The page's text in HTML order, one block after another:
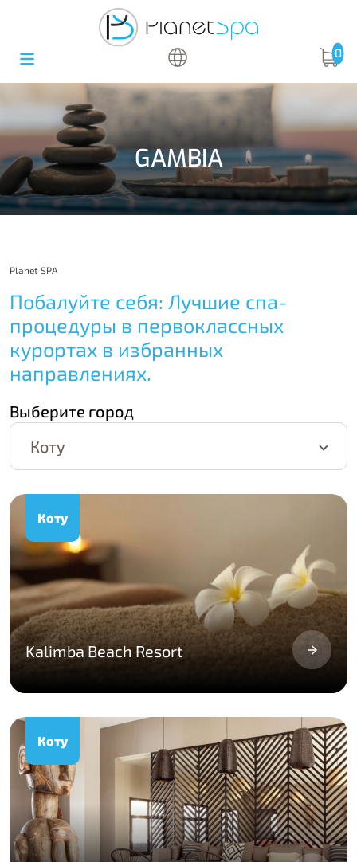
0
GAMBIA
Planet SPA
Побалуйте себя: Лучшие спа-
процедуры в первоклассных
курортах в избранных
направлениях.
Выберите город
Коту
Коту
Kalimba Beach Resort
Коту